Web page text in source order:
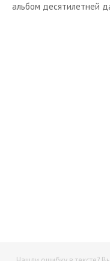
альбом десятилетней